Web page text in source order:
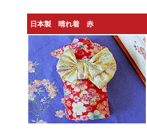
日本製 晴れ着 赤